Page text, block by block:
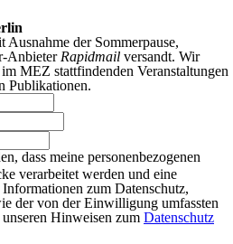
der Sommerpause,
Anbieter Rapidmail versandt. Wir
MEZ stattfindenden Veranstaltungen
Publikationen.
dass meine personenbezogenen
verarbeitet werden und eine
zum Datenschutz,
der von der Einwilligung umfassten
Hinweisen zum Datenschutz